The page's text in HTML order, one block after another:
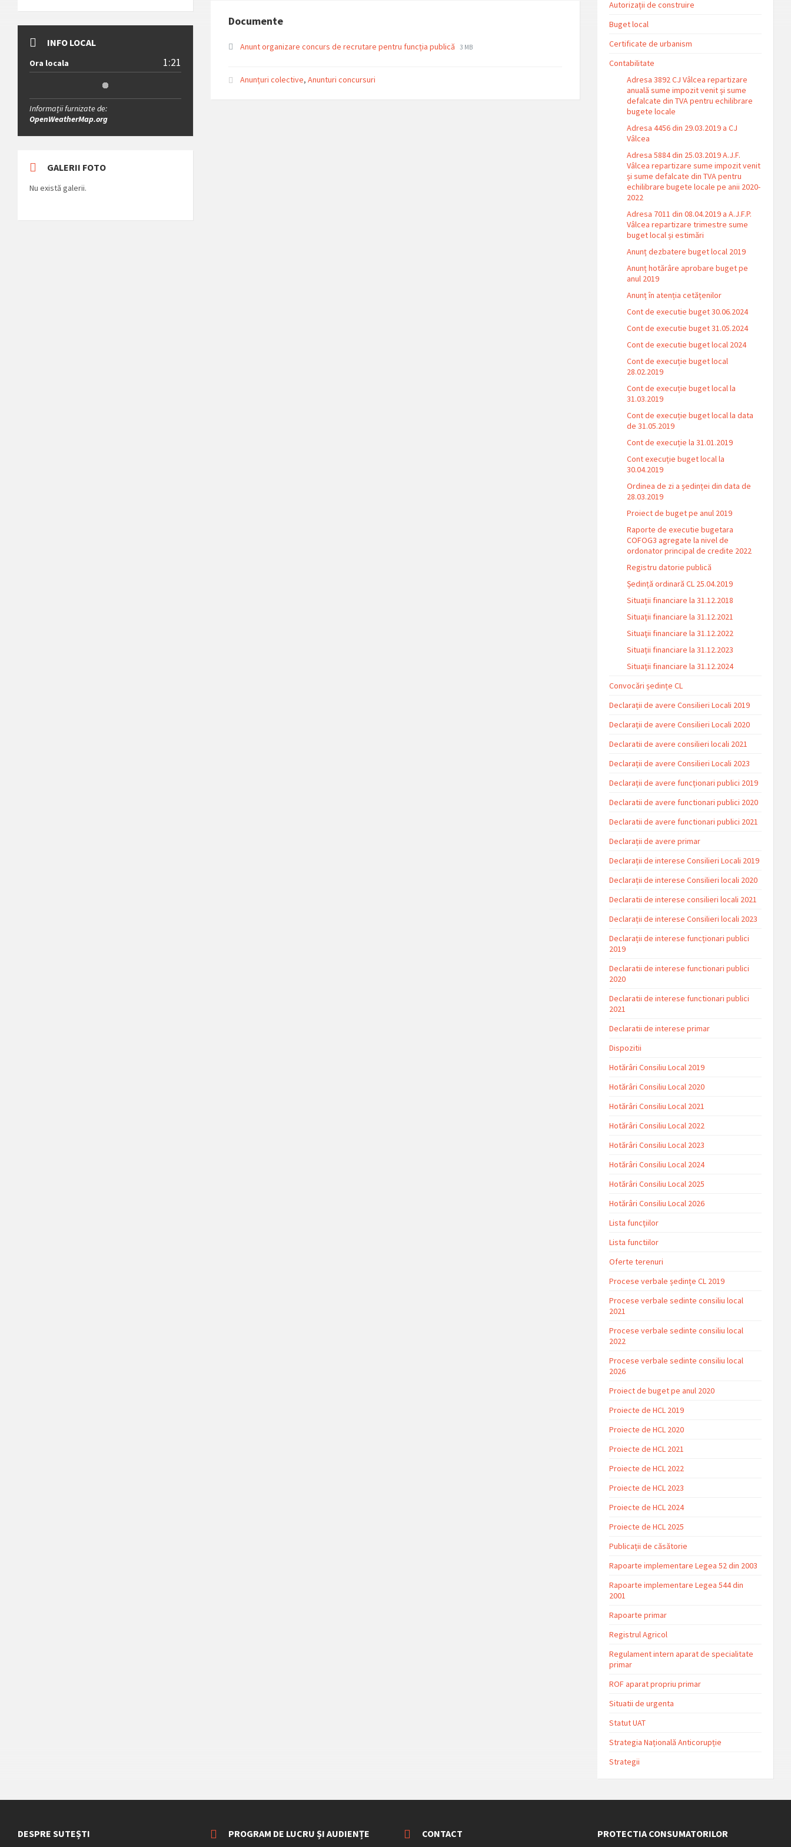
Documente
Anunt organizare concurs de recrutare pentru funcția publică File
File
3 MB
Anunțuri colective,Anunturi concursuri
INFO LOCAL
Ora locala 1:21
Informații furnizate de:
OpenWeatherMap.org
GALERII FOTO
Nu există galerii.
Autorizații de construire
Buget local
Certificate de urbanism
Contabilitate
Adresa 3892 CJ Vâlcea repartizare
anuală sume impozit venit și sume
defalcate din TVA pentru echilibrare
bugete locale
Adresa 4456 din 29.03.2019 a CJ
Vâlcea
Adresa 5884 din 25.03.2019 A.J.F.
Vâlcea repartizare sume impozit venit
și sume defalcate din TVA pentru
echilibrare bugete locale pe anii 2020-
2022
Adresa 7011 din 08.04.2019 a A.J.F.P.
Vâlcea repartizare trimestre sume
buget local și estimări
Anunț dezbatere buget local 2019
Anunț hotărâre aprobare buget pe
anul 2019
Anunț în atenția cetățenilor
Cont de executie buget 30.06.2024
Cont de executie buget 31.05.2024
Cont de executie buget local 2024
Cont de execuție buget local
28.02.2019
Cont de execuție buget local la
31.03.2019
Cont de execuție buget local la data
de 31.05.2019
Cont de execuție la 31.01.2019
Cont execuție buget local la
30.04.2019
Ordinea de zi a ședinței din data de
28.03.2019
Proiect de buget pe anul 2019
Raporte de executie bugetara
COFOG3 agregate la nivel de
ordonator principal de credite 2022
Registru datorie publică
Ședință ordinară CL 25.04.2019
Situații financiare la 31.12.2018
Situaţii financiare la 31.12.2021
Situaţii financiare la 31.12.2022
Situații financiare la 31.12.2023
Situaţii financiare la 31.12.2024
Convocări ședințe CL
Declarații de avere Consilieri Locali 2019
Declarații de avere Consilieri Locali 2020
Declaratii de avere consilieri locali 2021
Declarații de avere Consilieri Locali 2023
Declarații de avere funcționari publici 2019
Declaratii de avere functionari publici 2020
Declaratii de avere functionari publici 2021
Declarații de avere primar
Declarații de interese Consilieri Locali 2019
Declarații de interese Consilieri locali 2020
Declaratii de interese consilieri locali 2021
Declarații de interese Consilieri locali 2023
Declarații de interese funcționari publici
2019
Declaratii de interese functionari publici
2020
Declaratii de interese functionari publici
2021
Declaratii de interese primar
Dispozitii
Hotărâri Consiliu Local 2019
Hotărâri Consiliu Local 2020
Hotărâri Consiliu Local 2021
Hotărâri Consiliu Local 2022
Hotărâri Consiliu Local 2023
Hotărâri Consiliu Local 2024
Hotărâri Consiliu Local 2025
Hotărâri Consiliu Local 2026
Lista funcțiilor
Lista functiilor
Oferte terenuri
Procese verbale ședințe CL 2019
Procese verbale sedinte consiliu local
2021
Procese verbale sedinte consiliu local
2022
Procese verbale sedinte consiliu local
2026
Proiect de buget pe anul 2020
Proiecte de HCL 2019
Proiecte de HCL 2020
Proiecte de HCL 2021
Proiecte de HCL 2022
Proiecte de HCL 2023
Proiecte de HCL 2024
Proiecte de HCL 2025
Publicații de căsătorie
Rapoarte implementare Legea 52 din 2003
Rapoarte implementare Legea 544 din
2001
Rapoarte primar
Registrul Agricol
Regulament intern aparat de specialitate
primar
ROF aparat propriu primar
Situatii de urgenta
Statut UAT
Strategia Națională Anticorupție
Strategii
DESPRE SUTEȘTI PROGRAM DE LUCRU ȘI AUDIENȚE CONTACT PROTECTIA CONSUMATORILOR